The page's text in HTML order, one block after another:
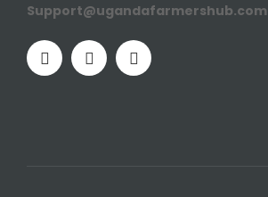
Support@ugandafarmershub.com